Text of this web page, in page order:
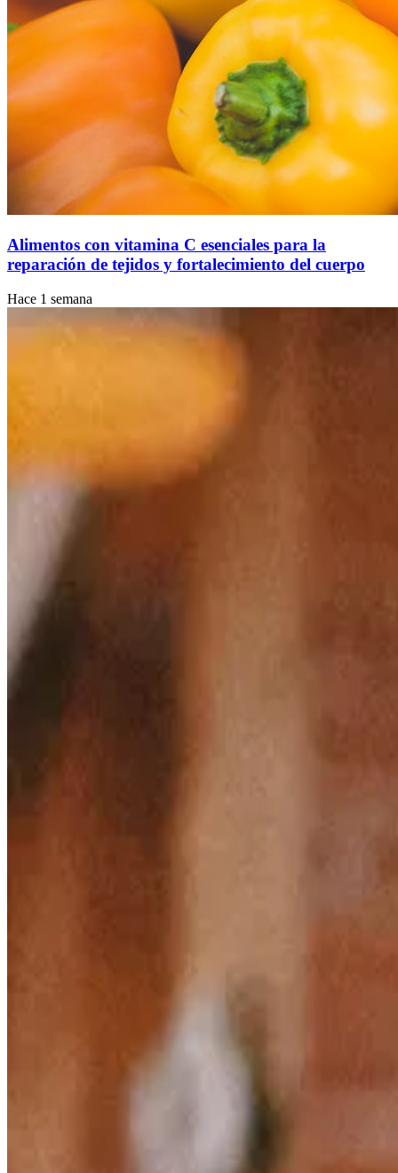
Alimentos con vitamina C esenciales para la
reparación de tejidos y fortalecimiento del cuerpo
Hace 1 semana